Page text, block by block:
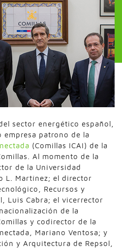
sector energético español,
patrono de la
(Comillas ICAI) de la
Al momento de la
de la Universidad
L. Martínez; el director
Recursos y
Luis Cabra; el vicerrector
de la
y codirector de la
Mariano Ventosa; y
y Arquitectura de Repsol,